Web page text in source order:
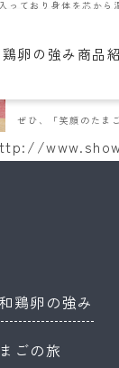
卵の強み 商品
ており身体を芯か
ぜひ、「笑顔のたまご
鶏卵の強み
ごの旅